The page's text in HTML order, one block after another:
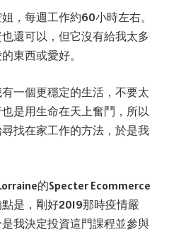
，每週工作約60小時左右。
還可以，但它沒有給我太多
東西或愛好。
一個更穩定的生活，不要太
是用生命在天上奮鬥，所以
找在家工作的方法，於是我
的Specter Ecommerce
是，剛好2019那時疫情嚴
我決定投資這門課程並參與